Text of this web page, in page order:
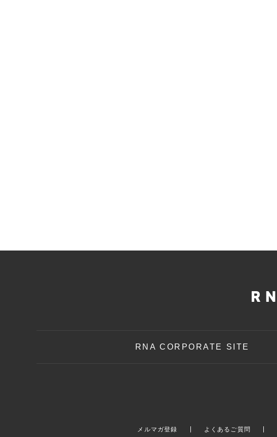
RNA CORPORATE SITE
メルマガ登録 よくあるご質問